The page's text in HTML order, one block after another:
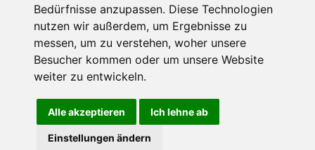
Bedürfnisse anzupassen. Diese Technologien
nutzen wir außerdem, um Ergebnisse zu
messen, um zu verstehen, woher unsere
Besucher kommen oder um unsere Website
weiter zu entwickeln.
Alle akzeptieren Ich lehne ab
Einstellungen ändern
Advertising
Contact Us
YouTube